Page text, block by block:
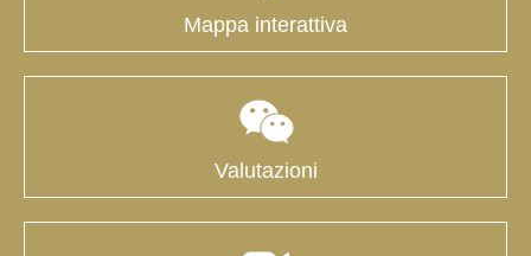
Mappa interattiva
Valutazioni